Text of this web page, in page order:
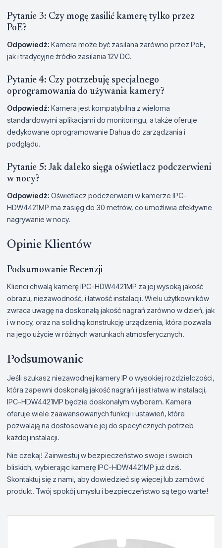
Pytanie 3: Czy mogę zasilić kamerę tylko przez
PoE?
Odpowiedź: Kamera może być zasilana zarówno przez PoE,
jak i tradycyjne źródło zasilania 12V DC.
Pytanie 4: Czy potrzebuję specjalnego
oprogramowania do używania kamery?
Odpowiedź: Kamera jest kompatybilna z wieloma
standardowymi aplikacjami do monitoringu, a także oferuje
dedykowane oprogramowanie Dahua do zarządzania i
podglądu.
Pytanie 5: Jak daleko sięga oświetlacz podczerwieni
w nocy?
Odpowiedź: Oświetlacz podczerwieni w kamerze IPC-
HDW4421MP ma zasięg do 30 metrów, co umożliwia efektywne
nagrywanie w nocy.
Opinie Klientów
Podsumowanie Recenzji
Klienci chwalą kamerę IPC-HDW4421MP za jej wysoką jakość
obrazu, niezawodność, i łatwość instalacji. Wielu użytkowników
zwraca uwagę na doskonałą jakość nagrań zarówno w dzień, jak
i w nocy, oraz na solidną konstrukcję urządzenia, która pozwala
na jego użycie w różnych warunkach atmosferycznych.
Podsumowanie
Jeśli szukasz niezawodnej kamery IP o wysokiej rozdzielczości,
która zapewni doskonałą jakość nagrań i jest łatwa w instalacji,
IPC-HDW4421MP będzie doskonałym wyborem. Kamera
oferuje wiele zaawansowanych funkcji i ustawień, które
pozwalają na dostosowanie jej do specyficznych potrzeb
każdej instalacji.
Nie czekaj! Zainwestuj w bezpieczeństwo swoje i swoich
bliskich, wybierając kamerę IPC-HDW4421MP już dziś.
Skontaktuj się z nami, aby dowiedzieć się więcej lub zamówić
produkt. Twój spokój umysłu i bezpieczeństwo są tego warte!